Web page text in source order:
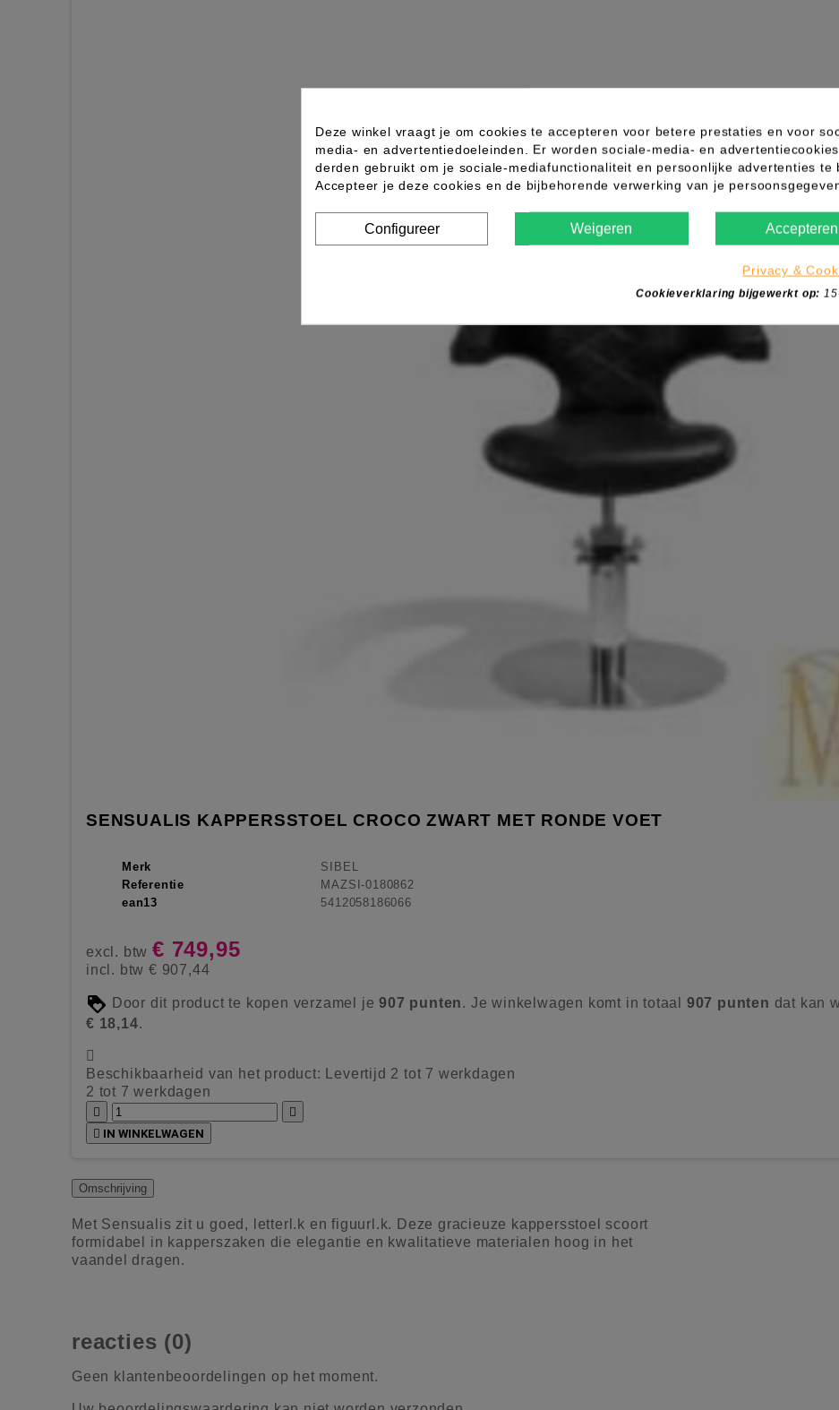
SENSUALIS KAPPERSSTOEL CROCO ZWART MET RONDE VOET
Merk
SIBEL
Referentie
MAZSI-0180862
ean13
5412058186066
excl. btw € 749,95
incl. btw € 907,44
Door dit product te kopen verzamel je907 punten. Je winkelwagen komt in totaal 907 punten dat kan
€ 18,14.

Beschikbaarheid van het product:
Levertijd 2 tot 7 werkdagen
2 tot 7 werkdagen


 IN WINKELWAGEN
Omschrijving
Met Sensualis zit u goed, letterl.k en figuurl.k. Deze gracieuze kappersstoel scoort
formidabel in kapperszaken die elegantie en kwalitatieve materialen hoog in het
vaandel dragen.
reacties (0)
Geen klantenbeoordelingen op het moment.
Deze winkel vraagt je om cookies te accepteren voor betere prestaties en voor
media- en advertentiedoeleinden. Er worden sociale-media- en
derden gebruikt om je sociale-mediafunctionaliteit en persoonlijke advertenties te
Accepteer je deze cookies en de bijbehorende verwerking van je
Configureer Weigeren Accepteren
Privacy &
Cookieverklaring bijgewerkt op: